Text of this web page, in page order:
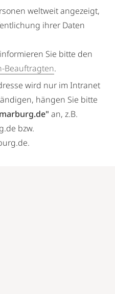
weltweit angezeigt,
ihrer Daten
Sie bitte den
Beauftragten.
wird nur im Intranet
hängen Sie bitte
an, z.B.
bzw.